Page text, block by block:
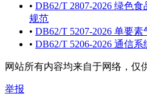
• DB62/T 2807-2026 绿色
规范
• DB62/T 5207-2026 单要
• DB62/T 5206-2026 通信
网站所有内容均来自于网络，仅
举报